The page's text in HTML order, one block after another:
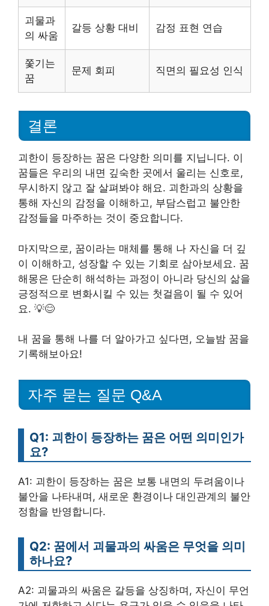
괴물과
의 싸움
갈등 상황 대비 감정 표현 연습
쫓기는
꿈
문제 회피 직면의 필요성 인식
결론
괴한이 등장하는 꿈은 다양한 의미를 지닙니다. 이
꿈들은 우리의 내면 깊숙한 곳에서 울리는 신호로,
무시하지 않고 잘 살펴봐야 해요. 괴한과의 상황을
통해 자신의 감정을 이해하고, 부담스럽고 불안한
감정들을 마주하는 것이 중요합니다.
마지막으로, 꿈이라는 매체를 통해 나 자신을 더 깊
이 이해하고, 성장할 수 있는 기회로 삼아보세요. 꿈
해몽은 단순히 해석하는 과정이 아니라 당신의 삶을
긍정적으로 변화시킬 수 있는 첫걸음이 될 수 있어
요. 💡😊
내 꿈을 통해 나를 더 알아가고 싶다면, 오늘밤 꿈을
기록해보아요!
자주 묻는 질문 Q&A
Q1: 괴한이 등장하는 꿈은 어떤 의미인가
요?
A1: 괴한이 등장하는 꿈은 보통 내면의 두려움이나
불안을 나타내며, 새로운 환경이나 대인관계의 불안
정함을 반영합니다.
Q2: 꿈에서 괴물과의 싸움은 무엇을 의미
하나요?
A2: 괴물과의 싸움은 갈등을 상징하며, 자신이 무언